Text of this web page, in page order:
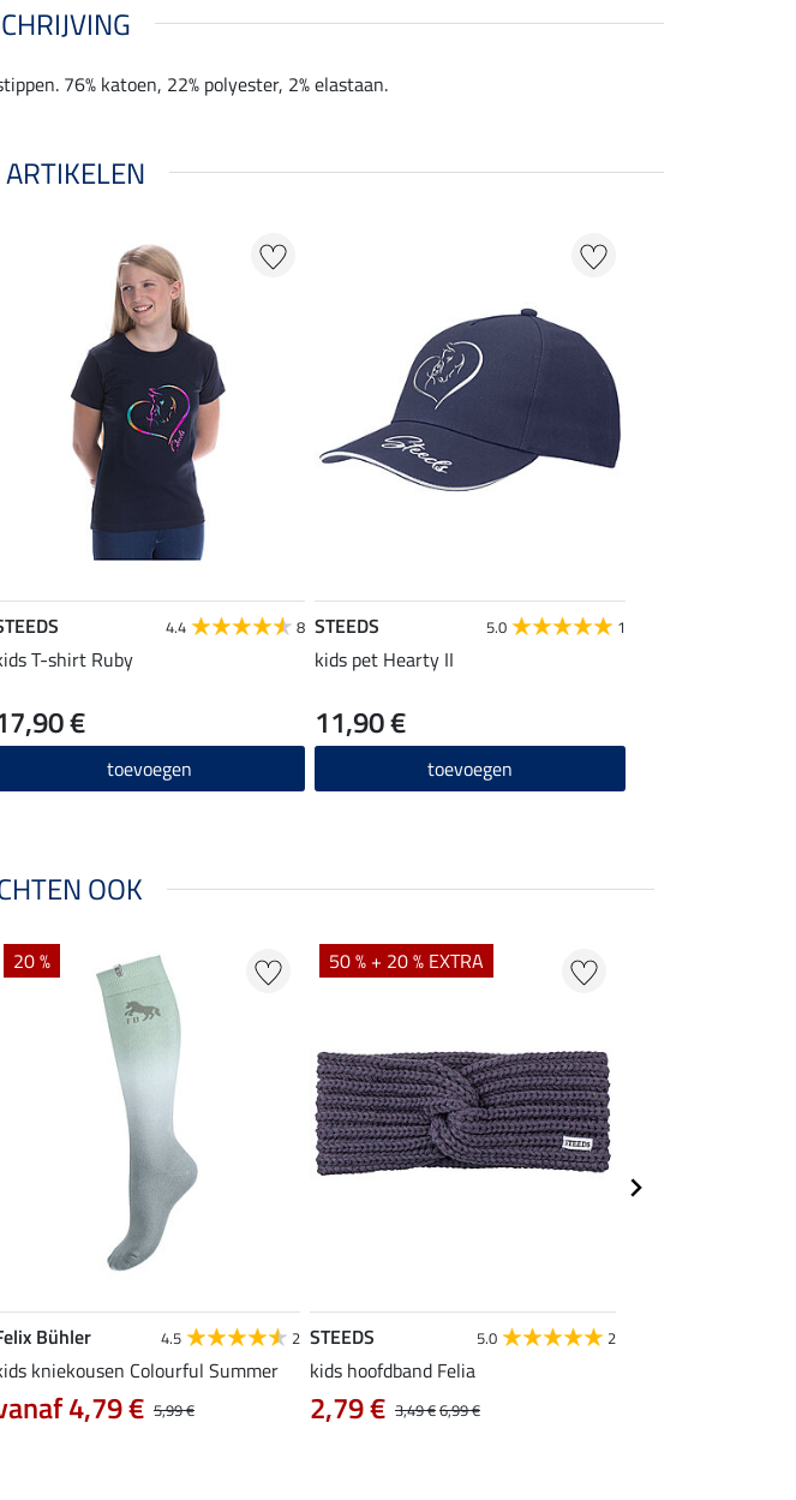
76% katoen, 22% polyester, 2% elastaan.
4.4 8
T-shirt Ruby
€
toevoegen
STEEDS 5.0 1
kids pet Hearty II
11,90 €
toevoegen
OOK
20 %
Bühler 4.5 2
kniekousen Colourful Summer
5,99 €
4,79 €
50 % + 20 % EXTRA
STEEDS 5.0 2
kids hoofdband Felia
3,49 €6,99 €
2,79 €